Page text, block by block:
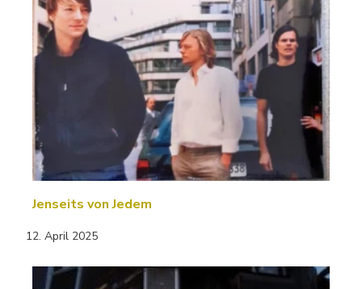
Jenseits von Jedem
12. April 2025